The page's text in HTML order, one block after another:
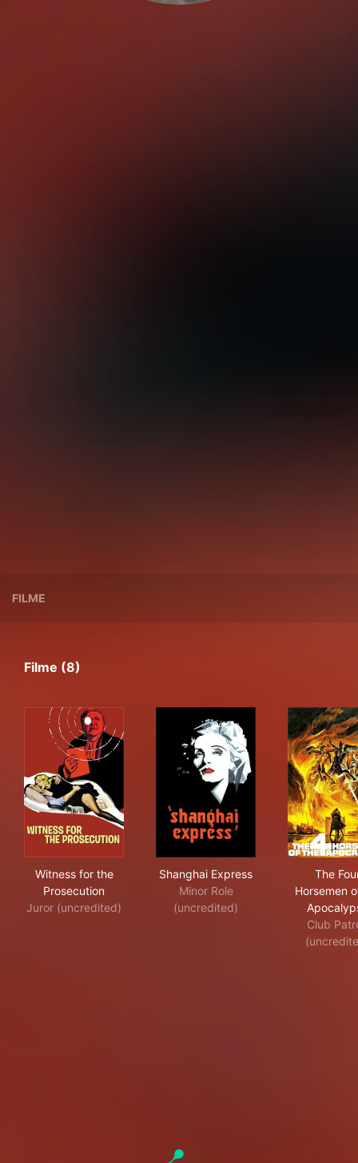
FILME
Filme (8)
Witness for the
Prosecution
Juror (uncredited)
Shanghai Express
Minor Role
(uncredited)
The
Horsemen
Club